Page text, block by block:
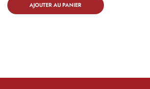
AJOUTER AU PANIER